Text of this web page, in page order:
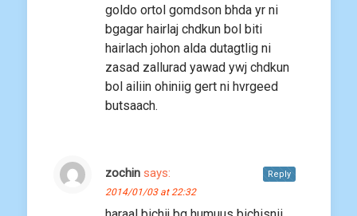
goldo ortol gomdson bhda yr ni
bgagar hairlaj chdkun bol biti
hairlach johon alda dutagtlig ni
zasad zallurad yawad ywj chdkun
bol ailiin ohiniig gert ni hvrgeed
butsaach.
zochin says:
2014/01/03 at 22:32
Reply